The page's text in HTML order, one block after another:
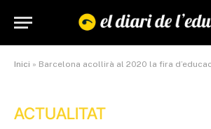
Inici » Barcelona acollirà al 2020 la fira d’educació superior
ACTUALITAT